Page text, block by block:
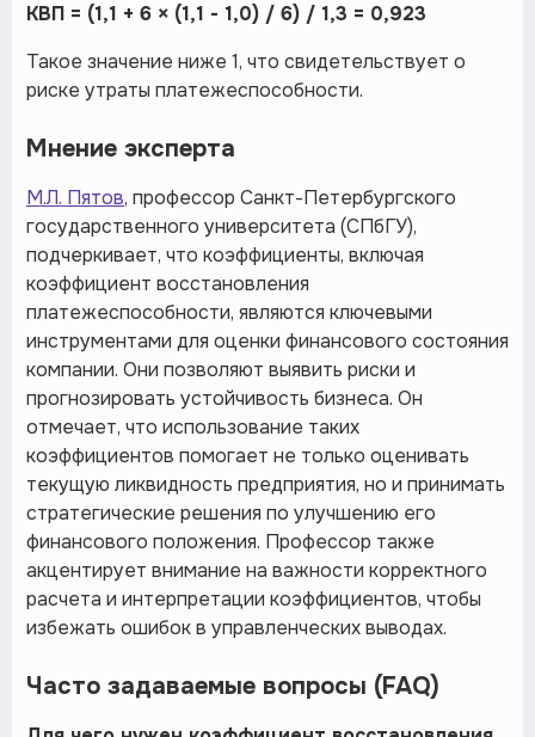
КВП = (1,1 + 6 × (1,1 - 1,0) / 6) / 1,3 = 0,923
Такое значение ниже 1, что свидетельствует о
риске утраты платежеспособности.
Мнение эксперта
М.Л. Пятов, профессор Санкт-Петербургского
государственного университета (СПбГУ),
подчеркивает, что коэффициенты, включая
коэффициент восстановления
платежеспособности, являются ключевыми
инструментами для оценки финансового состояния
компании. Они позволяют выявить риски и
прогнозировать устойчивость бизнеса. Он
отмечает, что использование таких
коэффициентов помогает не только оценивать
текущую ликвидность предприятия, но и принимать
стратегические решения по улучшению его
финансового положения. Профессор также
акцентирует внимание на важности корректного
расчета и интерпретации коэффициентов, чтобы
избежать ошибок в управленческих выводах.
Часто задаваемые вопросы (FAQ)